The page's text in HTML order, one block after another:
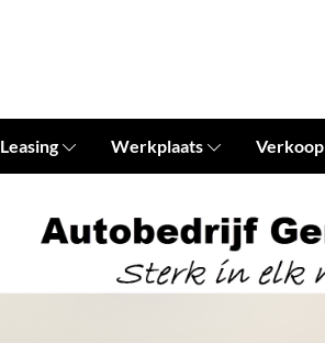
Leasing Werkplaats Verkoop